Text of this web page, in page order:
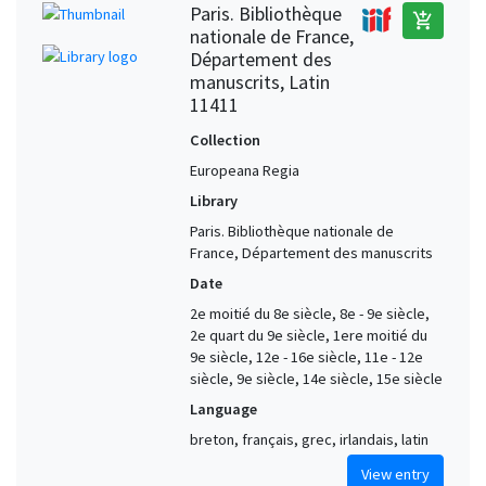
Paris. Bibliothèque
nationale de France,
Département des
manuscrits, Latin
11411
add_shopping_cart
Collection
Europeana Regia
Library
Paris. Bibliothèque nationale de
France, Département des manuscrits
Date
2e moitié du 8e siècle, 8e - 9e siècle,
2e quart du 9e siècle, 1ere moitié du
9e siècle, 12e - 16e siècle, 11e - 12e
siècle, 9e siècle, 14e siècle, 15e siècle
Language
breton, français, grec, irlandais, latin
View entry